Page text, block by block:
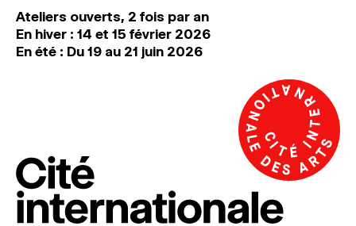
Ateliers ouverts, 2 fois par an
En hiver : 14 et 15 février 2026
En été : Du 19 au 21 juin 2026